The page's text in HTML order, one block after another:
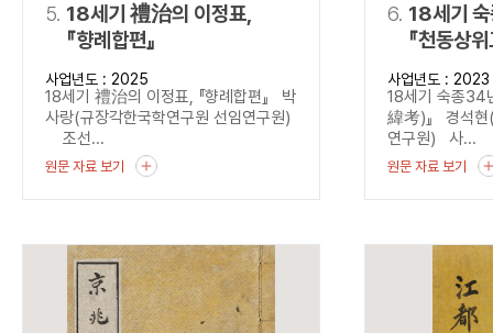
5. 18세기 禮治의 이정표,
『향례합편』
사업년도 : 2025
18세기 禮治의 이정표, 『향례합편』 박
사랑(규장각한국학연구원 선임연구원)
조선...
원문 자료 보기
6. 18세기
『천동상
사업년도 : 2023
18세기 숙종34
緯考)』 경석현
연구원) 사...
원문 자료 보기